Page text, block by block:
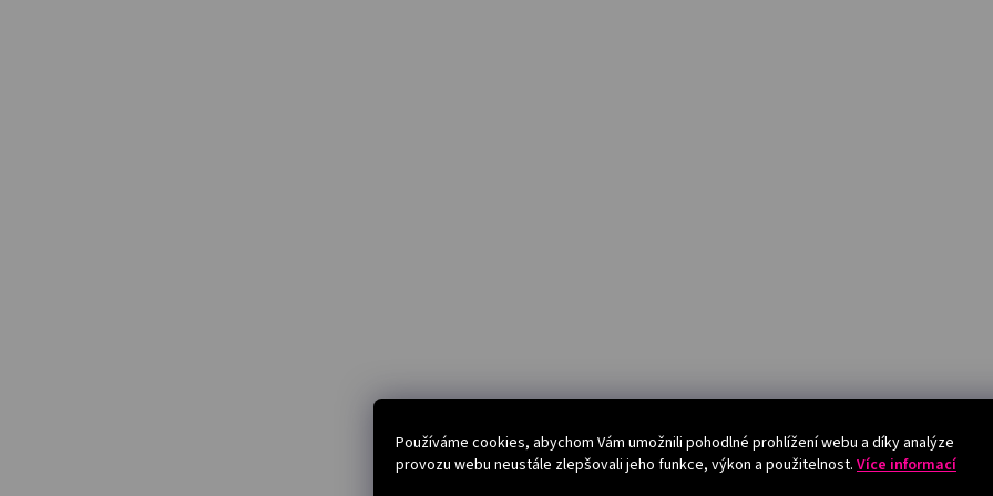
Používáme cookies, abychom Vám umožnili pohodlné prohlížení webu a díky analýze
provozu webu neustále zlepšovali jeho funkce, výkon a použitelnost. Více informací